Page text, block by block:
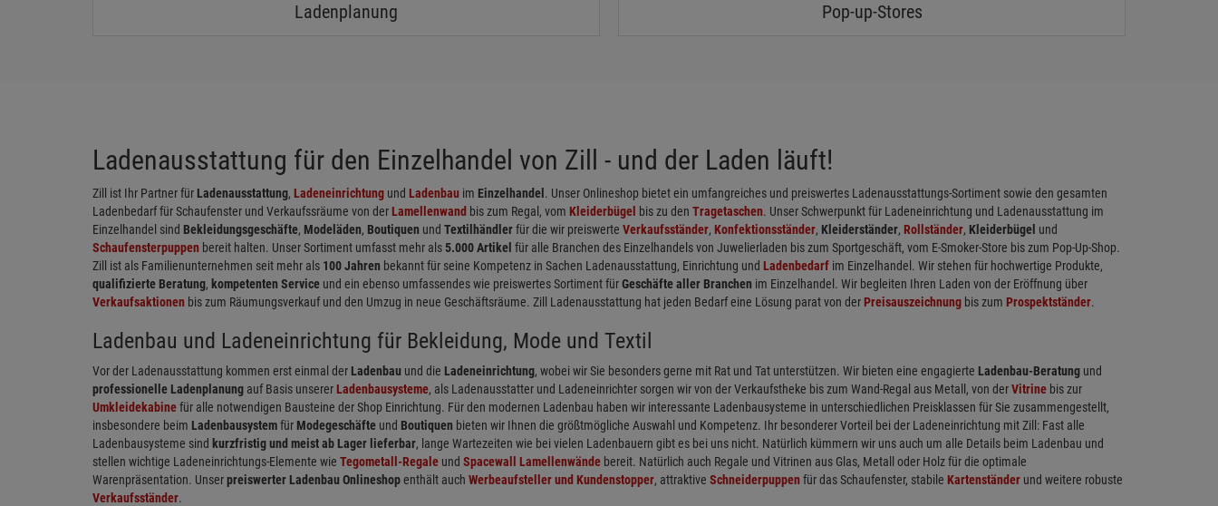
Ladenplanung Pop-up-Stores
Ladenausstattung für den Einzelhandel von Zill - und der Laden läuft!
Zill ist Ihr Partner für Ladenausstattung, Ladeneinrichtung und Ladenbau im Einzelhandel . Unser Onlineshop bietet ein umfangreiches und preiswertes Ladenausstattungs-Sortiment sowie den gesamten
Ladenbedarf für Schaufenster und Verkaufssräume von derLamellenwand bis zum Regal, vom Kleiderbügel bis zu den Tragetaschen. Unser Schwerpunkt für Ladeneinrichtung und Ladenausstattung im
Einzelhandel sind Bekleidungsgeschäfte, Modeläden, Boutiquen und Textilhändlerfür die wir preiswerte Verkaufsständer, Konfektionsständer, Kleiderständer, Rollständer, Kleiderbügel und
Schaufensterpuppen bereit halten. Unser Sortiment umfasst mehr als5.000 Artikel für alle Branchen des Einzelhandels von Juwelierladen bis zum Sportgeschäft, vom E-Smoker-Store bis zum Pop-Up-Shop.
Zill ist als Familienunternehmen seit mehr als 100 Jahren bekannt für seine Kompetenz in Sachen Ladenausstattung, Einrichtung und Ladenbedarf im Einzelhandel. Wir stehen für hochwertige Produkte,
qualifizierte Beratung, kompetenten Service und ein ebenso umfassendes wie preiswertes Sortiment fürGeschäfte aller Branchen im Einzelhandel. Wir begleiten Ihren Laden von der Eröffnung über
Verkaufsaktionen bis zum Räumungsverkauf und den Umzug in neue Geschäftsräume. Zill Ladenausstattung hat jeden Bedarf eine Lösung parat von derPreisauszeichnung bis zum Prospektständer.
Ladenbau und Ladeneinrichtung für Bekleidung, Mode und Textil
Vor der Ladenausstattung kommen erst einmal der Ladenbau und die Ladeneinrichtung, wobei wir Sie besonders gerne mit Rat und Tat unterstützen. Wir bieten eine engagierte Ladenbau-Beratung und
professionelle Ladenplanung auf Basis unsererLadenbausysteme, als Ladenausstatter und Ladeneinrichter sorgen wir von der Verkaufstheke bis zum Wand-Regal aus Metall, von derVitrine bis zur
Umkleidekabinefür alle notwendigen Bausteine der Shop Einrichtung. Für den modernen Ladenbau haben wir interessante Ladenbausysteme in unterschiedlichen Preisklassen für Sie zusammengestellt,
insbesondere beim Ladenbausystemfür Modegeschäfte und Boutiquen bieten wir Ihnen die größtmögliche Auswahl und Kompetenz. Ihr besonderer Vorteil bei der Ladeneinrichtung mit Zill: Fast alle
Ladenbausysteme sind kurzfristig und meist ab Lager lieferbar, lange Wartezeiten wie bei vielen Ladenbauern gibt es bei uns nicht. Natürlich kümmern wir uns auch um alle Details beim Ladenbau und
stellen wichtige Ladeneinrichtungs-Elemente wie Tegometall-Regale und Spacewall Lamellenwände bereit. Natürlich auch Regale und Vitrinen aus Glas, Metall oder Holz für die optimale
Warenpräsentation. Unserpreiswerter Ladenbau Onlineshopenthält auch Werbeaufsteller und Kundenstopper, attraktive Schneiderpuppenfür das Schaufenster, stabile Kartenständer und weitere robuste
Verkaufsständer.